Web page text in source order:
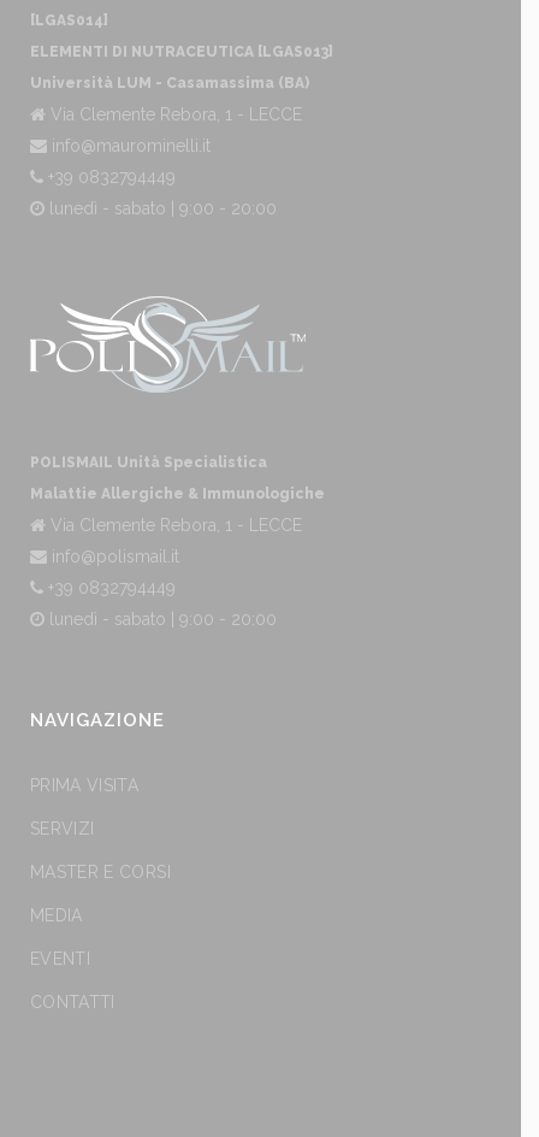
[LGAS014]
ELEMENTI DI NUTRACEUTICA [LGAS013]
Università LUM - Casamassima (BA)
Via Clemente Rebora, 1 - LECCE
info@maurominelli.it
+39 0832794449
lunedì - sabato | 9:00 - 20:00
POLISMAIL Unità Specialistica
Malattie Allergiche & Immunologiche
Via Clemente Rebora, 1 - LECCE
info@polismail.it
+39 0832794449
lunedì - sabato | 9:00 - 20:00
NAVIGAZIONE
PRIMA VISITA
SERVIZI
MASTER E CORSI
MEDIA
EVENTI
CONTATTI